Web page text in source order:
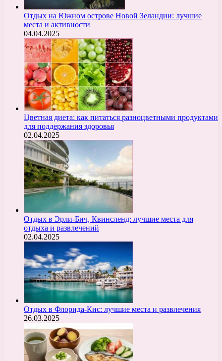
Отдых на Южном острове Новой Зеландии: лучшие
места и активности
04.04.2025
Цветная диета: как питаться разноцветными продуктами
для поддержания здоровья
02.04.2025
Отдых в Эрли-Бич, Квинсленд: лучшие места для
отдыха и развлечений
02.04.2025
Отдых в Флорида-Кис: лучшие места и развлечения
26.03.2025